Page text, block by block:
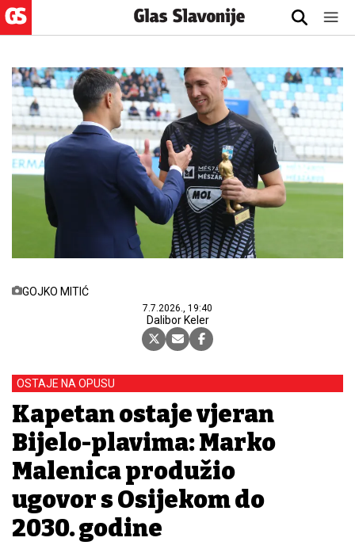
GOJKO MITIĆ
7.7.2026., 19:40
Dalibor Keler
OSTAJE NA OPUSU
Kapetan ostaje vjeran
Bijelo-plavima: Marko
Malenica produžio
ugovor s Osijekom do
2030. godine